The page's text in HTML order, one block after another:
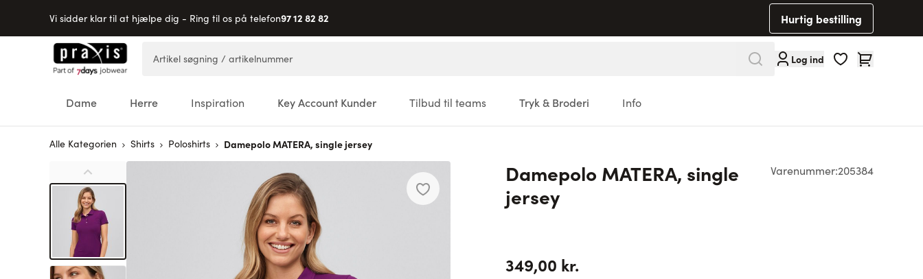
Vi sidder klar til at hjælpe dig - Ring til os på telefon97 12 82 82 Hurtig bestilling
Skip to Content
Log ind Cart
Dame Herre Inspiration Key Account Kunder Tilbud til teams Tryk & Broderi Info
Alle Kategorien Shirts Poloshirts Damepolo MATERA, single jersey
Varenummer:205384
Damepolo MATERA, single
jersey
349,00 kr.